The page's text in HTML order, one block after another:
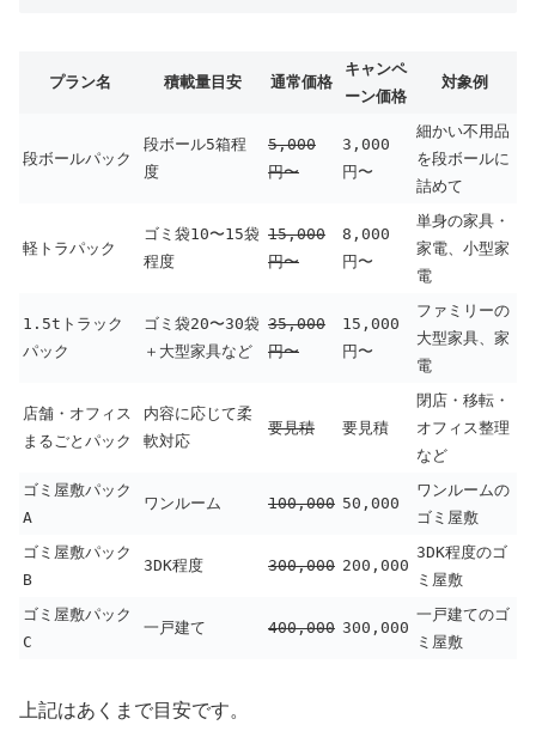
プラン名 積載量目安 通常価格
キャンペ
ーン価格
対象例
段ボールパック
段ボール5箱程
度
5,000
円〜
3,000
円〜
細かい不用品
を段ボールに
詰めて
軽トラパック
ゴミ袋10〜15袋
程度
15,000
円〜
8,000
円〜
単身の家具・
家電、小型家
電
1.5tトラック
パック
ゴミ袋20〜30袋
＋大型家具など
35,000
円〜
15,000
円〜
ファミリーの
大型家具、家
電
店舗・オフィス
まるごとパック
内容に応じて柔
軟対応
要見積 要見積
閉店・移転・
オフィス整理
など
ゴミ屋敷パック
A
ワンルーム 100,000 50,000
ワンルームの
ゴミ屋敷
ゴミ屋敷パック
B
3DK程度 300,000 200,000
3DK程度のゴ
ミ屋敷
ゴミ屋敷パック
C
一戸建て 400,000 300,000
一戸建てのゴ
ミ屋敷
上記はあくまで目安です。